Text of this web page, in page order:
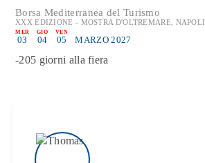
Borsa Mediterranea del Turismo
XXX EDIZIONE - MOSTRA D'OLTREMARE, NAPOLI
MER
03
GIO
04
VEN
05 MARZO 2027
-205 giorni alla fiera